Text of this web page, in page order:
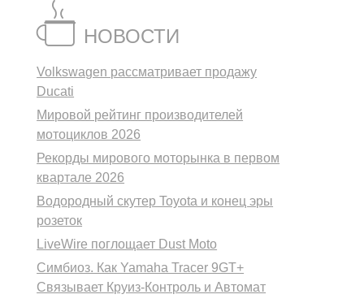
НОВОСТИ
Volkswagen рассматривает продажу
Ducati
Мировой рейтинг производителей
мотоциклов 2026
Рекорды мирового моторынка в первом
квартале 2026
Водородный скутер Toyota и конец эры
розеток
LiveWire поглощает Dust Moto
Симбиоз. Как Yamaha Tracer 9GT+
Связывает Круиз-Контроль и Автомат